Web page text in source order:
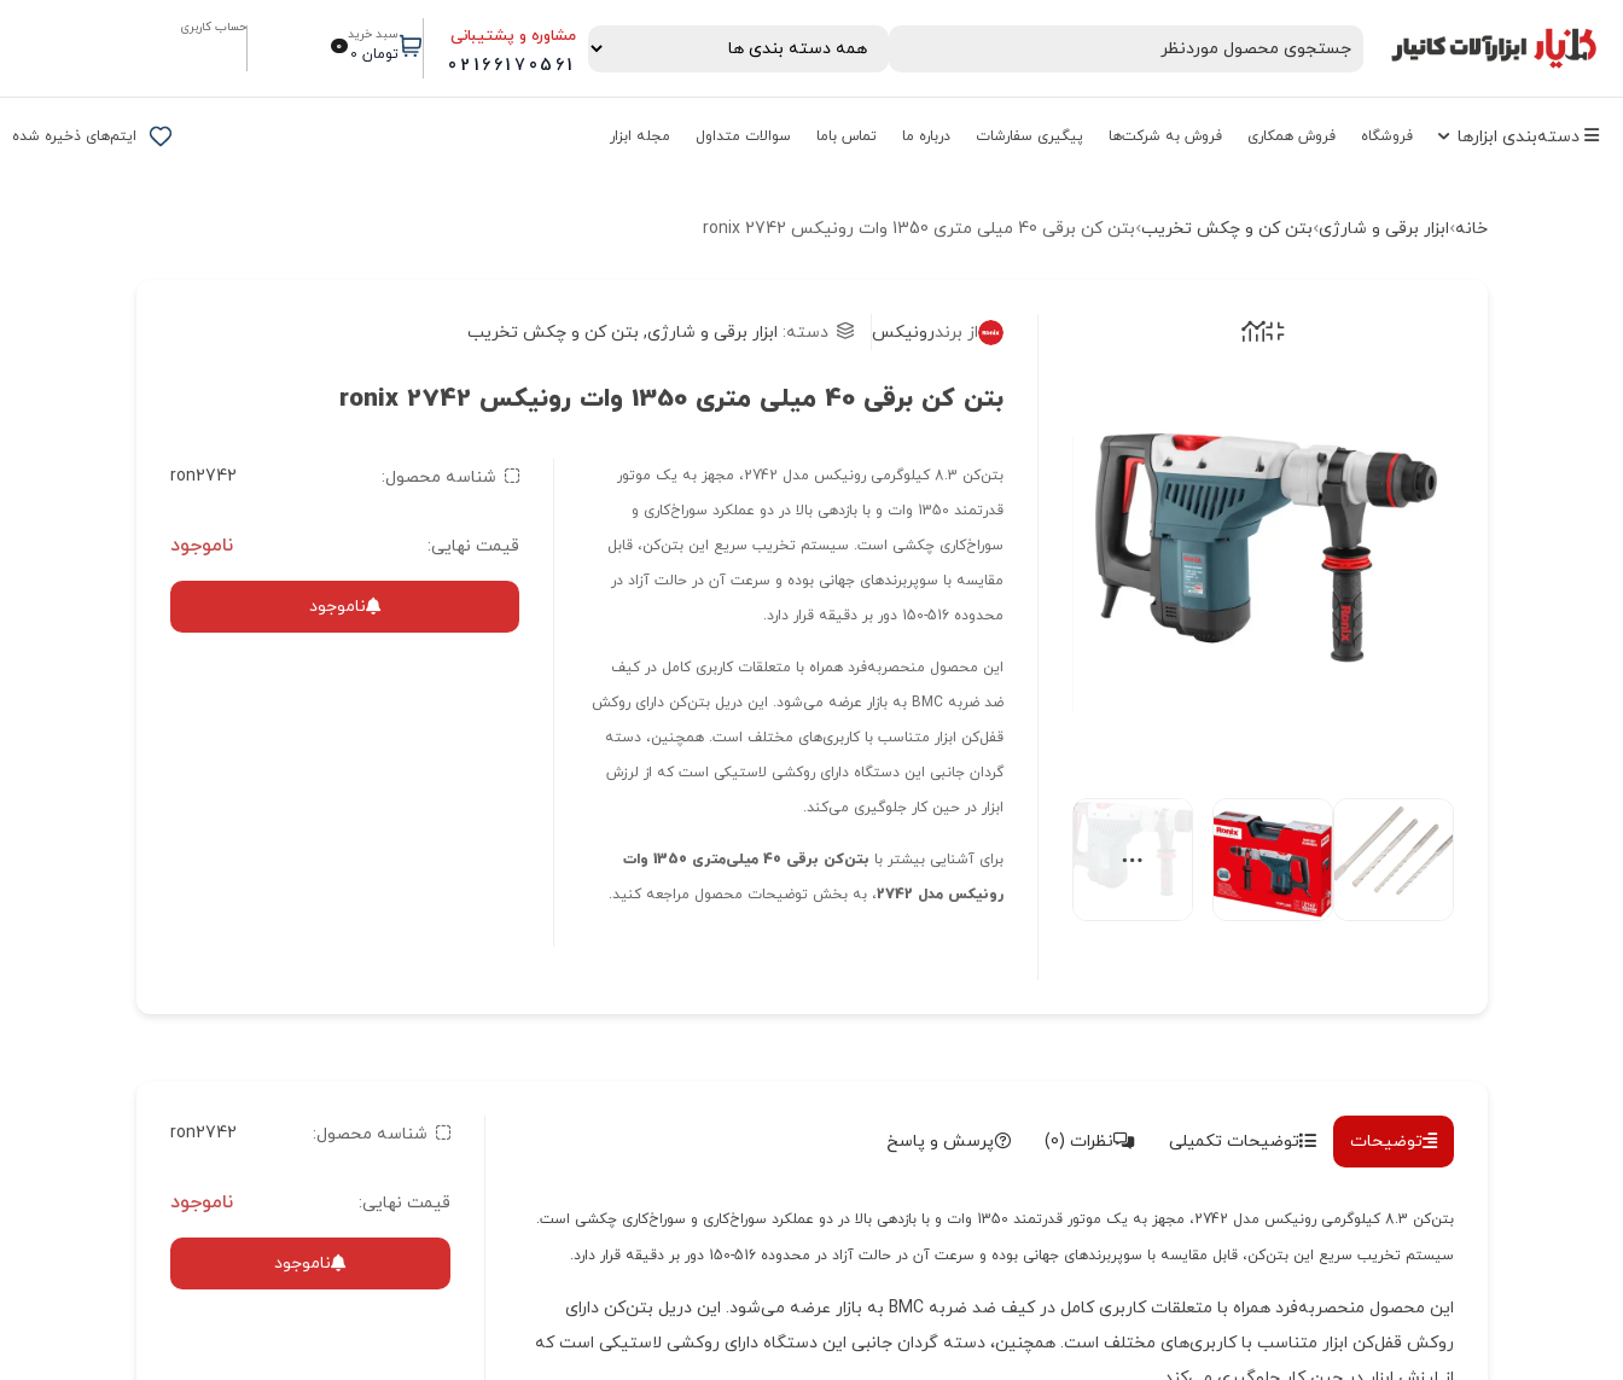
سبد خرید
0تومان 0 مشاوره و پشتیبانی
02166170561
حساب کاربری
دسته‌‌بندی‌ ابزارها فروشگاه فروش همکاری فروش به شرکت‌ها پیگیری سفارشات درباره ما تماس باما سوالات متداول مجله ابزار ایتم‌های ذخیره شده
خانه ابزار برقی و شارژی بتن کن و چکش تخریب بتن کن برقی 40 میلی متری 1350 وات رونیکس ronix 2742
از برندرونیکس دسته: ابزار برقی و شارژی, بتن کن و چکش تخریب
بتن کن برقی 40 میلی متری 1350 وات رونیکس ronix 2742
بتن‌کن 8.3 کیلوگرمی رونیکس مدل 2742، مجهز به یک موتور
قدرتمند 1350 وات و با بازدهی بالا در دو عملکرد سوراخ‌کاری و
سوراخ‌کاری چکشی است. سیستم تخریب سریع این بتن‌کن، قابل
مقایسه با سوپربرندهای جهانی بوده و سرعت آن در حالت آزاد در
محدوده 516-150 دور بر دقیقه قرار دارد.
این محصول منحصربه‌فرد همراه با متعلقات کاربری کامل در کیف
ضد ضربه BMC به بازار عرضه می‌شود. این دریل بتن‌کن دارای روکش
قفل‌کن ابزار متناسب با کاربری‌های مختلف است. همچنین، دسته
گردان جانبی این دستگاه دارای روکشی لاستیکی است که از لرزش‌
ابزار در حین کار جلوگیری می‌کند.
برای آشنایی بیشتر با
بتن‌کن برقی 40 میلی‌متری 1350 وات
رونیکس مدل 2742
، به بخش توضیحات محصول مراجعه کنید.
شناسه محصول: ron2742
قیمت نهایی: ناموجود
ناموجود
توضیحات توضیحات تکمیلی نظرات (0) پرسش و پاسخ
بتن‌کن 8.3 کیلوگرمی رونیکس مدل 2742، مجهز به یک موتور قدرتمند 1350 وات و با بازدهی بالا در دو عملکرد سوراخ‌کاری و سوراخ‌کاری چکشی است.
سیستم تخریب سریع این بتن‌کن، قابل مقایسه با سوپربرندهای جهانی بوده و سرعت آن در حالت آزاد در محدوده 516-150 دور بر دقیقه قرار دارد.
این محصول منحصربه‌فرد همراه با متعلقات کاربری کامل در کیف ضد ضربه BMC به بازار عرضه می‌شود. این دریل بتن‌کن دارای
روکش قفل‌کن ابزار متناسب با کاربری‌های مختلف است. همچنین، دسته گردان جانبی این دستگاه دارای روکشی لاستیکی است که
شناسه محصول: ron2742
قیمت نهایی: ناموجود
ناموجود